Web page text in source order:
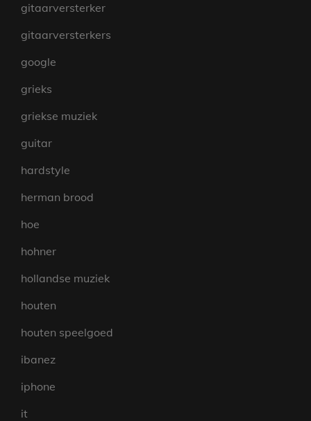
gitaarversterker
gitaarversterkers
google
grieks
griekse muziek
guitar
hardstyle
herman brood
hoe
hohner
hollandse muziek
houten
houten speelgoed
ibanez
iphone
it